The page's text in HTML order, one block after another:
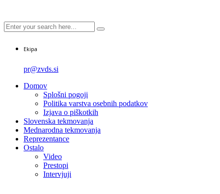
Ekipa
pr@zvds.si
Domov
Splošni pogoji
Politika varstva osebnih podatkov
Izjava o piškotkih
Slovenska tekmovanja
Mednarodna tekmovanja
Reprezentance
Ostalo
Video
Prestopi
Intervjuji